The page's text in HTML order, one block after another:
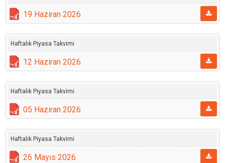
19 Haziran 2026
Haftalık Piyasa Takvimi
12 Haziran 2026
Haftalık Piyasa Takvimi
05 Haziran 2026
Haftalık Piyasa Takvimi
26 Mayıs 2026